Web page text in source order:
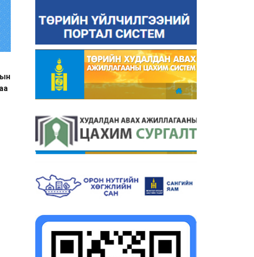
Төрийн захиргааны
гүйцэтгэх албан тушаалын
тусгай шалгалт зарлагдлаа
Төрийн захиргааны
гүйцэтгэх албан тушаалын
тусгай шалгалт